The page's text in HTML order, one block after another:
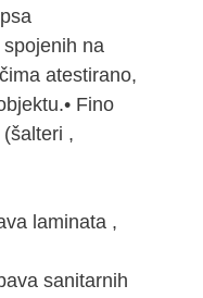
na
atestirano,
Fino
,
laminata ,
sanitarnih